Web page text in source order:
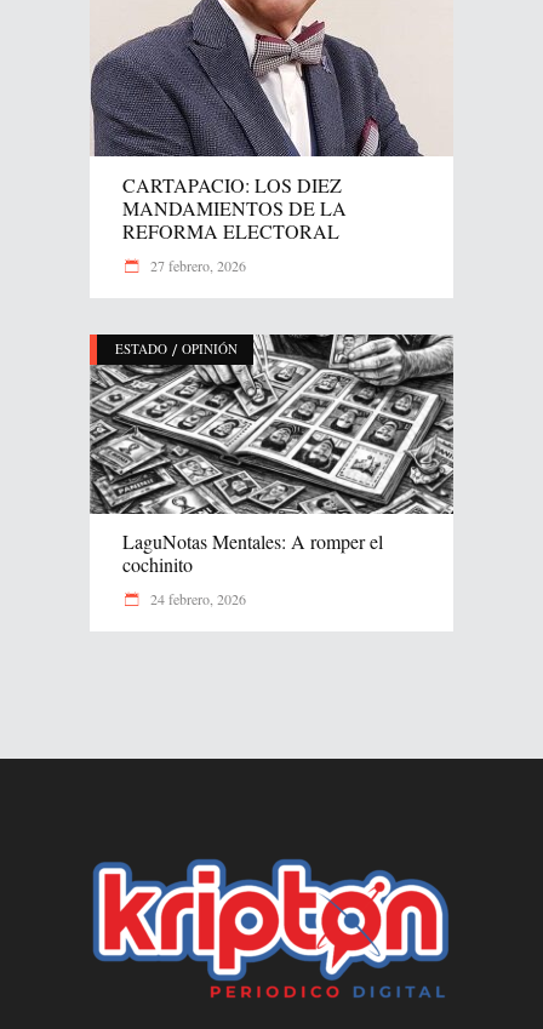
CARTAPACIO: LOS DIEZ
MANDAMIENTOS DE LA
REFORMA ELECTORAL
27 febrero, 2026
ESTADO / OPINIÓN
LaguNotas Mentales: A romper el
cochinito
24 febrero, 2026